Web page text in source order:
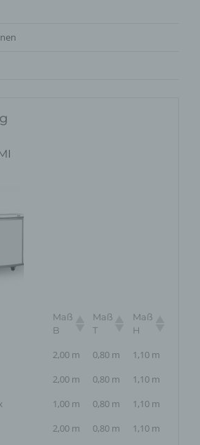
Maß
B
Maß
T
Maß
H
2,00 m 0,80 m
1,10 m
2,00 m 0,80 m
1,10 m
1,00 m 0,80 m
1,10 m
2,00 m 0,80 m
1,10 m